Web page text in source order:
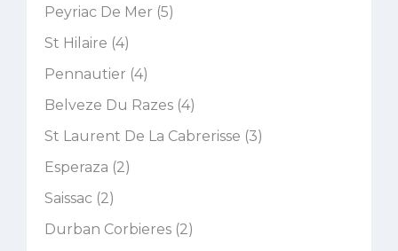
Peyriac De Mer (5)
St Hilaire (4)
Pennautier (4)
Belveze Du Razes (4)
St Laurent De La Cabrerisse (3)
Esperaza (2)
Saissac (2)
Durban Corbieres (2)